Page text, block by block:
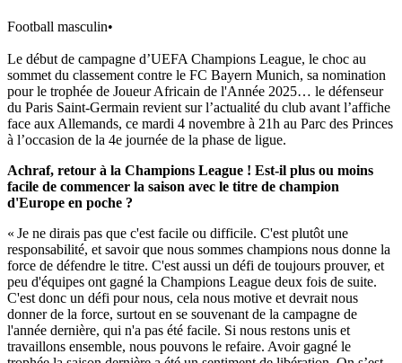
Football masculin•
Le début de campagne d’UEFA Champions League, le choc au
sommet du classement contre le FC Bayern Munich, sa nomination
pour le trophée de Joueur Africain de l'Année 2025… le défenseur
du Paris Saint-Germain revient sur l’actualité du club avant l’affiche
face aux Allemands, ce mardi 4 novembre à 21h au Parc des Princes
à l’occasion de la 4e journée de la phase de ligue.
Achraf, retour à la Champions League ! Est-il plus ou moins
facile de commencer la saison avec le titre de champion
d'Europe en poche ?
« Je ne dirais pas que c'est facile ou difficile. C'est plutôt une
responsabilité, et savoir que nous sommes champions nous donne la
force de défendre le titre. C'est aussi un défi de toujours prouver, et
peu d'équipes ont gagné la Champions League deux fois de suite.
C'est donc un défi pour nous, cela nous motive et devrait nous
donner de la force, surtout en se souvenant de la campagne de
l'année dernière, qui n'a pas été facile. Si nous restons unis et
travaillons ensemble, nous pouvons le refaire. Avoir gagné le